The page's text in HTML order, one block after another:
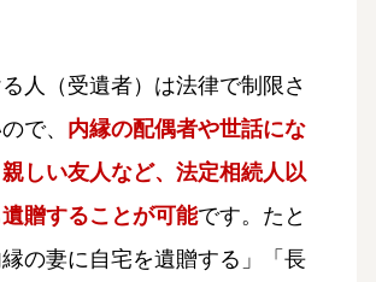
人（受遺者）は法律で制限さ
で、 内縁の配偶者や世話にな
しい友人など、法定相続人以
贈することが可能です。たと
の妻に自宅を遺贈する」「長